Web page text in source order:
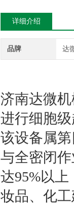
详细介绍
品牌 达
济南达微
进行细胞
该设备属
与全密闭
达95%以
妆品、化